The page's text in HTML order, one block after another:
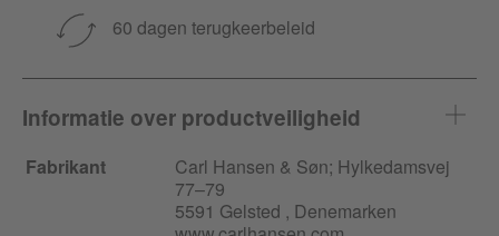
60 dagen terugkeerbeleid
Informatie over productveiligheid
Fabrikant Carl Hansen & Søn; Hylkedamsvej
77–79
5591 Gelsted , Denemarken